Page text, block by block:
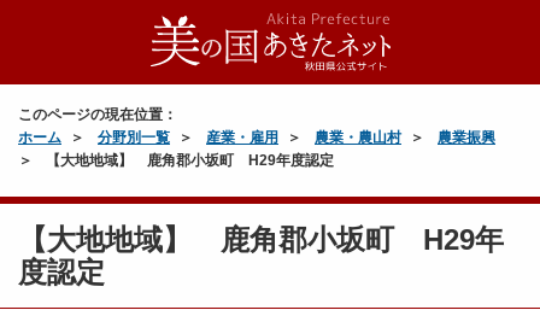
このページの現在位置：
ホーム
分野別一覧 産業・雇用 農業・農山村
農業振興
【大地地域】 鹿角郡小坂町 H29年度認定
【大地地域】 鹿角郡小坂町 H29年
度認定